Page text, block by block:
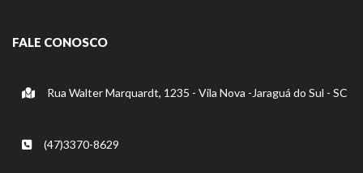
FALE CONOSCO
Rua Walter Marquardt, 1235 - Vila Nova -Jaraguá do Sul - SC
(47)3370-8629